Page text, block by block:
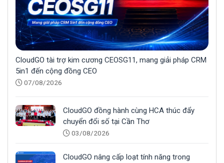
CloudGO tài trợ kim cương CEOSG11, mang giải pháp CRM
5in1 đến cộng đồng CEO
07/08/2026
CloudGO đồng hành cùng HCA thúc đẩy
chuyển đổi số tại Cần Thơ
03/08/2026
CloudGO nâng cấp loạt tính năng trong